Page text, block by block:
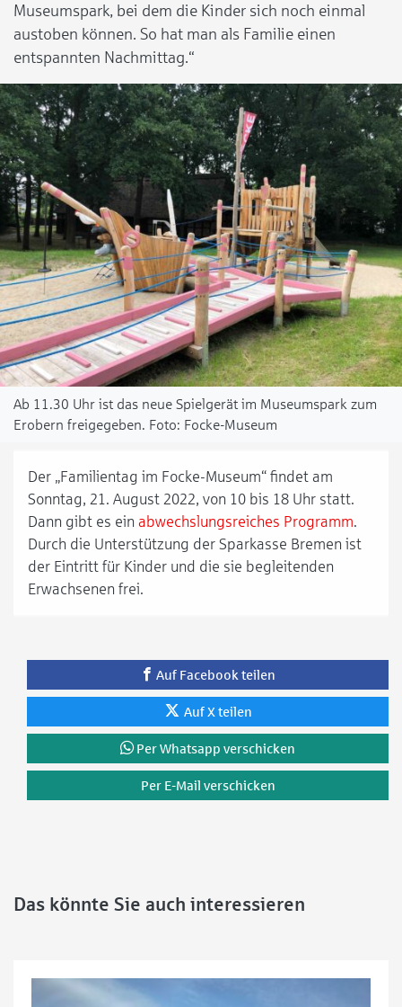
Museumspark, bei dem die Kinder sich noch einmal
austoben können. So hat man als Familie einen
entspannten Nachmittag.“
Ab 11.30 Uhr ist das neue Spielgerät im Museumspark zum
Erobern freigegeben.
Focke-Museum
Der „Familientag im Focke-Museum“ findet am
Sonntag, 21. August 2022, von 10 bis 18 Uhr statt.
Dann gibt es ein abwechslungsreiches Programm.
Durch die Unterstützung der Sparkasse Bremen ist
der Eintritt für Kinder und die sie begleitenden
Erwachsenen frei.
Auf Facebook teilen
Auf X teilen
Per Whatsapp verschicken
Per E-Mail verschicken
Das könnte Sie auch interessieren